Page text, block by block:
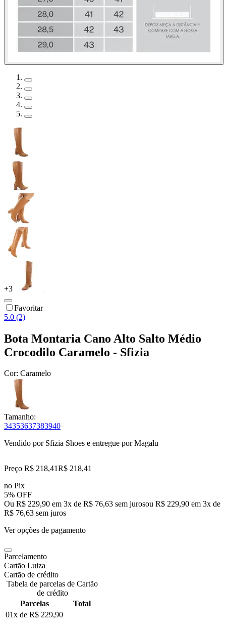
+3
Favoritar
5.0 (2)
Bota Montaria Cano Alto Salto Médio
Crocodilo Caramelo - Sfizia
Cor: Caramelo
Tamanho:
34353637383940
Vendido por Sfizia Shoes e entregue por Magalu
Preço R$ 218,41R$ 218,41
no Pix
5% OFF
Ou R$ 229,90 em 3x de R$ 76,63 sem jurosou R$ 229,90 em 3x de
R$ 76,63 sem juros
Ver opções de pagamento
Parcelamento
Cartão Luiza
Cartão de crédito
Tabela de parcelas de Cartão
de crédito
Parcelas
Total
01x de R$ 229,90